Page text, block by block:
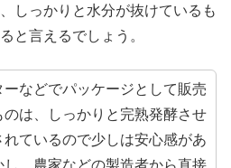
しっかりと水分が抜けているも
と言えるでしょう。
ーなどでパッケージとして販売
のは、しっかりと完熟発酵させ
れているので少しは安心感があ
し、農家などの製造者から直接